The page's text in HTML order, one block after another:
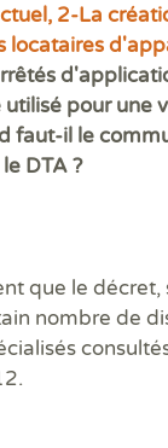
2-La
locataires
pour une
faut-il le
DTA ?
que le décret,
nombre de